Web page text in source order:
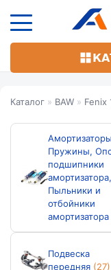
основному
Каталог » BAW » Fenix
Пружины,
подшипники
амортизатора,
Пыльники и
отбойники
амортизатора
Подвеска
передняя (27)